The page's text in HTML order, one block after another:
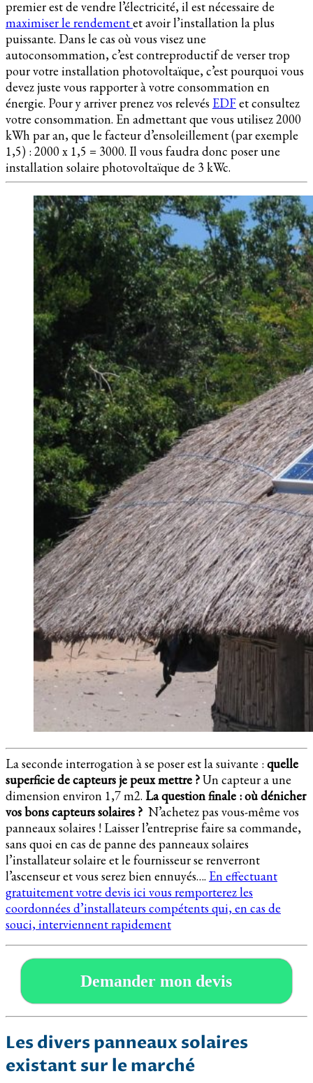
premier est de vendre l’électricité, il est nécessaire de
maximiser le rendementet avoir l’installation la plus
puissante. Dans le cas où vous visez une
autoconsommation, c’est contreproductif de verser trop
pour votre installation photovoltaïque, c’est pourquoi vous
devez juste vous rapporter à votre consommation en
énergie. Pour y arriver prenez vos relevés EDFet consultez
votre consommation. En admettant que vous utilisez 2000
kWh par an, que le facteur d’ensoleillement (par exemple
1,5) : 2000 x 1,5 = 3000. Il vous faudra donc poser une
installation solaire photovoltaïque de 3 kWc.
La seconde interrogation à se poser est la suivante : quelle
superficie de capteurs je peux mettre ?Un capteur a une
dimension environ 1,7 m2. La question finale : où dénicher
vos bons capteurs solaires ? N’achetez pas vous-même vos
panneaux solaires ! Laisser l’entreprise faire sa commande,
sans quoi en cas de panne des panneaux solaires
l’installateur solaire et le fournisseur se renverront
l’ascenseur et vous serez bien ennuyés…. En effectuant
gratuitement votre devis ici vous remporterez les
coordonnées d’installateurs compétents qui, en cas de
souci, interviennent rapidement
Demander mon devis
Les divers panneaux solaires
existant sur le marché